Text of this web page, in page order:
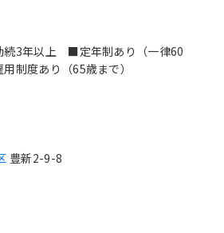
3年以上 ■定年制あり（一律60
制度あり（65歳まで）
豊新2-9-8